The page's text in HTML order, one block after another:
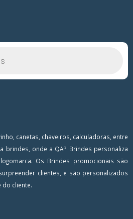
canetas, chaveiros, calculadoras, entre
brindes, onde a QAP Brindes personaliza
Os Brindes promocionais são
clientes, e são personalizados
do cliente.